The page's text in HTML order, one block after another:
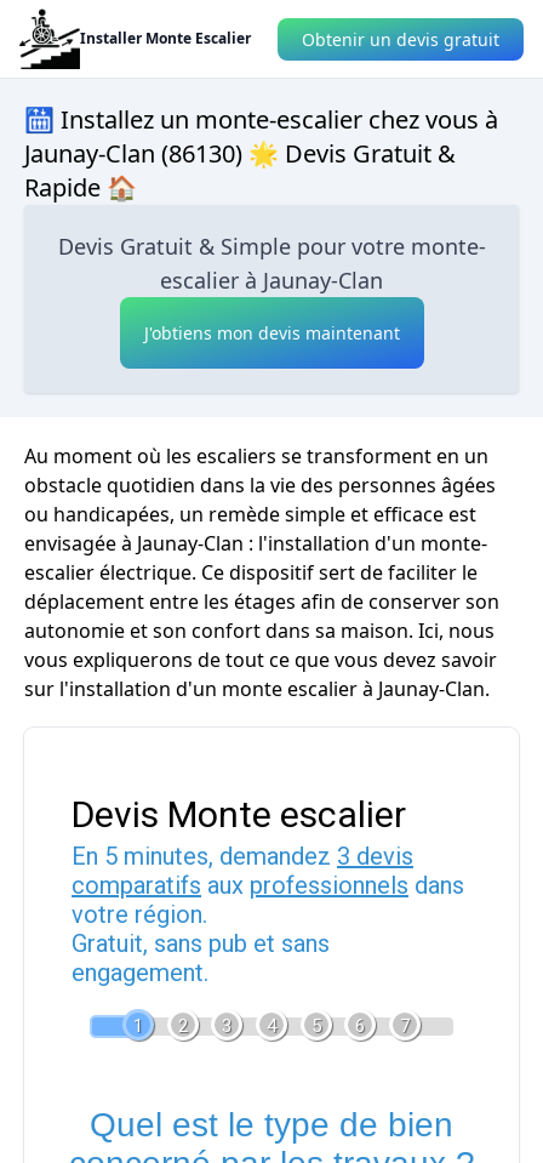
Installer Monte Escalier Obtenir un devis gratuit
🛗 Installez un monte-escalier chez vous à
Jaunay-Clan (86130) 🌟 Devis Gratuit &
Rapide 🏠
Devis Gratuit & Simple pour votre monte-
escalier à Jaunay-Clan
J'obtiens mon devis maintenant
Au moment où les escaliers se transforment en un
obstacle quotidien dans la vie des personnes âgées
ou handicapées, un remède simple et efficace est
envisagée à Jaunay-Clan : l'installation d'un monte-
escalier électrique. Ce dispositif sert de faciliter le
déplacement entre les étages afin de conserver son
autonomie et son confort dans sa maison. Ici, nous
vous expliquerons de tout ce que vous devez savoir
sur l'installation d'un monte escalier à Jaunay-Clan.
Devis Monte escalier
En 5 minutes, demandez 3 devis
comparatifs aux professionnels dans
votre région.
Gratuit, sans pub et sans
engagement.
1 2 3 4 5 6 7
Quel est le type de bien